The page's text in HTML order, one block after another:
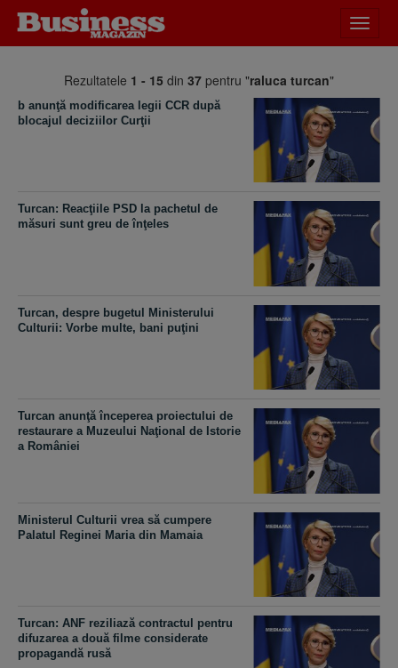
meniu
Rezultatele 1 - 15 din 37 pentru "raluca turcan"
b anunţă modificarea legii CCR după
blocajul deciziilor Curţii
Turcan: Reacţiile PSD la pachetul de
măsuri sunt greu de înţeles
Turcan, despre bugetul Ministerului
Culturii: Vorbe multe, bani puţini
Turcan anunţă începerea proiectului de
restaurare a Muzeului Naţional de Istorie
a României
Ministerul Culturii vrea să cumpere
Palatul Reginei Maria din Mamaia
Turcan: ANF reziliază contractul pentru
difuzarea a două filme considerate
propagandă rusă